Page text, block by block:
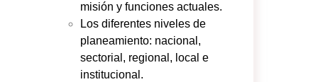
misión y funciones actuales.
Los diferentes niveles de
planeamiento: nacional,
sectorial, regional, local e
institucional.